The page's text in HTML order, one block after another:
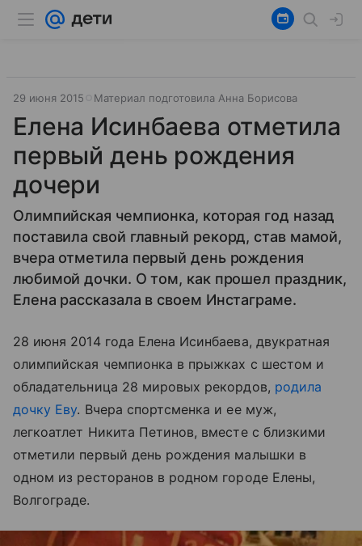
29 июня 2015 Материал подготовила Анна Борисова
Елена Исинбаева отметила
первый день рождения
дочери
Олимпийская чемпионка, которая год назад
поставила свой главный рекорд, став мамой,
вчера отметила первый день рождения
любимой дочки. О том, как прошел праздник,
Елена рассказала в своем Инстаграме.
28 июня 2014 года Елена Исинбаева, двукратная
олимпийская чемпионка в прыжках с шестом и
обладательница 28 мировых рекордов, родила
дочку Еву. Вчера спортсменка и ее муж,
легкоатлет Никита Петинов, вместе с близкими
отметили первый день рождения малышки в
одном из ресторанов в родном городе Елены,
Волгограде.